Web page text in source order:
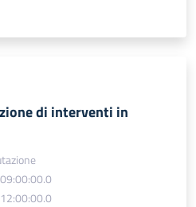
di interventi in